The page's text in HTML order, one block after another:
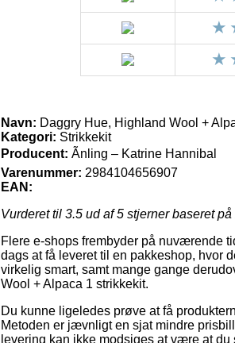
Navn: Daggry Hue, Highland Wool +
Kategori: Strikkekit
Producent: Ãnling – Katrine Hannibal
Varenummer: 2984104656907
EAN:
Vurderet til 3.5 ud af 5 stjerner baseret på
Flere e-shops frembyder på nuværende
dags at få leveret til en pakkeshop, hvor
virkelig smart, samt mange gange
Wool + Alpaca 1 strikkekit.
Du kunne ligeledes prøve at få
Metoden er jævnligt en sjat mindre
levering kan ikke modsiges at være at